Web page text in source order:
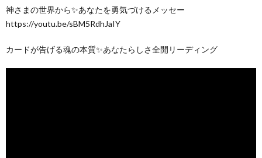
神さまの世界から✨あなたを勇気づけるメッセー
https://youtu.be/sBM5RdhJaIY
カードが告げる魂の本質✨あなたらしさ全開リーディング